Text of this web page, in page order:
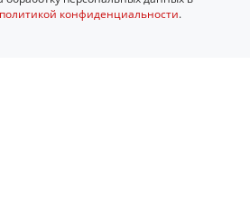
политикой конфиденциальности.